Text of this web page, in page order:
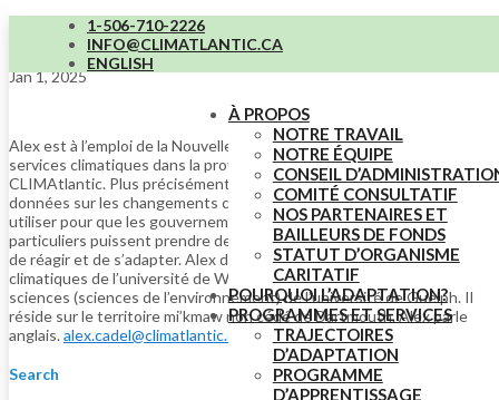
1-506-710-2226
INFO@CLIMATLANTIC.CA
ENGLISH
À PROPOS
NOTRE TRAVAIL
NOTRE ÉQUIPE
CONSEIL
COMITÉ CONSULTATIF
NOS PARTENAIRES ET
BAILLEURS DE FONDS
STATUT D’ORGANISME
CARITATIF
POURQUOI L’ADAPTATION?
PROGRAMMES ET SERVICES
TRAJECTOIRES
D’ADAPTATION
PROGRAMME
D’APPRENTISSAGE
Alex Cadel (il)
Jan 1, 2025
Alex est à l’emploi de la Nouvelle-Écosse, où il appuie la prestation de
services climatiques dans la province, en partenariat avec
CLIMAtlantic. Plus précisément, il aide les gens à accéder aux
données sur les changements climatiques, à les comprendre et à les
utiliser pour que les gouvernements, les organisations et les
particuliers puissent prendre des décisions éclairées sur la manière
de réagir et de s’adapter. Alex détient une maîtrise en changements
climatiques de l’université de Waterloo et un baccalauréat en
sciences (sciences de l’environnement) de l’université de Guelph. Il
réside sur le territoire mi’kmaw non cédé de Dartmouth. Alex parle
anglais.alex.cadel@climatlantic.ca
Search